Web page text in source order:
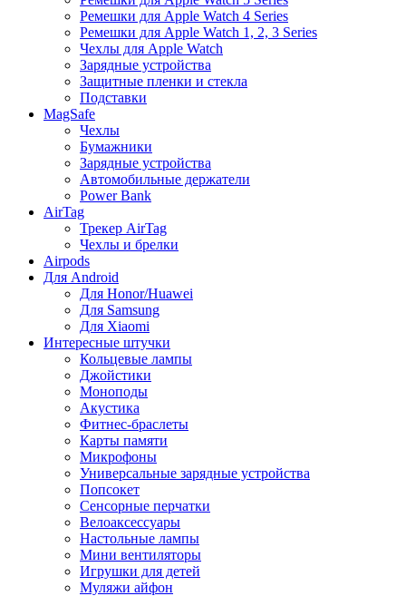
Ремешки для Apple Watch 4 Series
Ремешки для Apple Watch 1, 2, 3 Series
Чехлы для Apple Watch
Зарядные устройства
Защитные пленки и стекла
Подставки
MagSafe
Чехлы
Бумажники
Зарядные устройства
Автомобильные держатели
Power Bank
AirTag
Трекер AirTag
Чехлы и брелки
Airpods
Для Android
Для Honor/Huawei
Для Samsung
Для Xiaomi
Интересные штучки
Кольцевые лампы
Джойстики
Моноподы
Акустика
Фитнес-браслеты
Карты памяти
Микрофоны
Универсальные зарядные устройства
Попсокет
Сенсорные перчатки
Велоаксессуары
Настольные лампы
Мини вентиляторы
Игрушки для детей
Муляжи айфон